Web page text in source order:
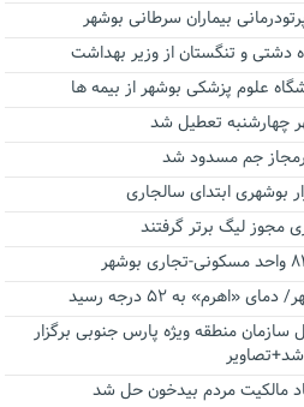
بیماران سرطانی بوشهر
دشتی و تنگستان از وزیر بهداشت
چهارشنبه تعطیل شد
به ۵۲ درجه رسید
سازمان منطقه ویژه پارس جنوبی برگزار
شد+تصاویر